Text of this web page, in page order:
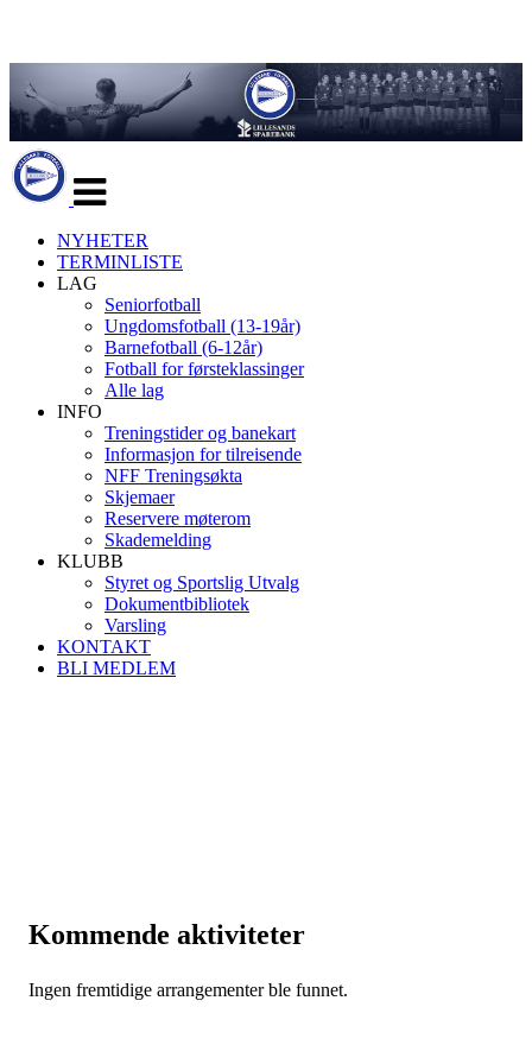
navigasjon
NYHETER
TERMINLISTE
LAG
Seniorfotball
Ungdomsfotball (13-19år)
Barnefotball (6-12år)
Fotball for førsteklassinger
Alle lag
INFO
Treningstider og banekart
Informasjon for tilreisende
NFF Treningsøkta
Skjemaer
Reservere møterom
Skademelding
KLUBB
Styret og Sportslig Utvalg
Dokumentbibliotek
Varsling
KONTAKT
BLI MEDLEM
Kommende aktiviteter
Ingen fremtidige arrangementer ble funnet.